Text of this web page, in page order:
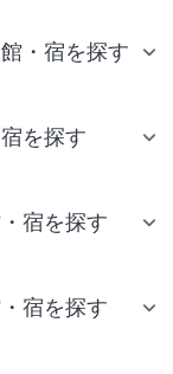
・宿を探す
を探す
宿を探す
宿を探す